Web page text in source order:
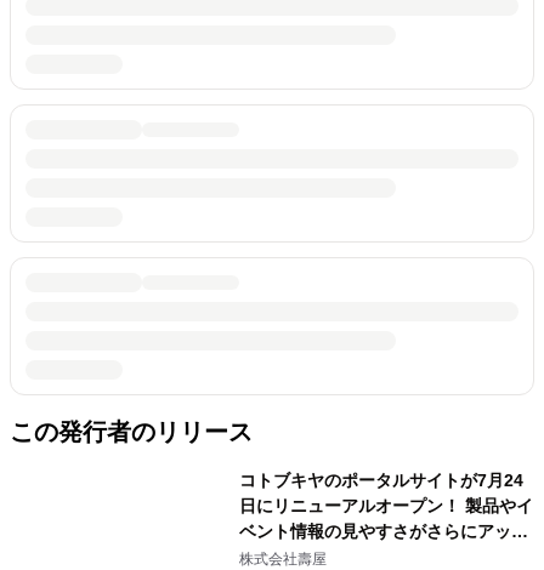
この発行者のリリース
コトブキヤのポータルサイトが7月24
日にリニューアルオープン！ 製品やイ
ベント情報の見やすさがさらにアッ
プ！
株式会社壽屋